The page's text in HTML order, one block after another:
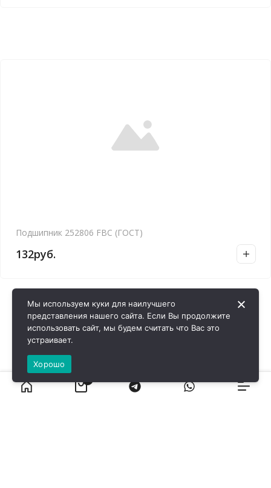
Подшипник 252806 FBC (ГОСТ)
132руб.
Мы используем куки для наилучшего
представления нашего сайта. Если Вы продолжите
использовать сайт, мы будем считать что Вас это
устраивает.
Хорошо